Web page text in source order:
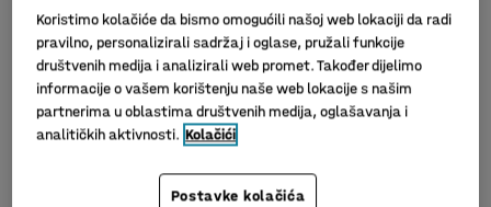
Koristimo kolačiće da bismo omogućili našoj web lokaciji da radi
pravilno, personalizirali sadržaj i oglase, pružali funkcije
društvenih medija i analizirali web promet. Također dijelimo
informacije o vašem korištenju naše web lokacije s našim
partnerima u oblastima društvenih medija, oglašavanja i
analitičkih aktivnosti. Kolačići
Postavke kolačića